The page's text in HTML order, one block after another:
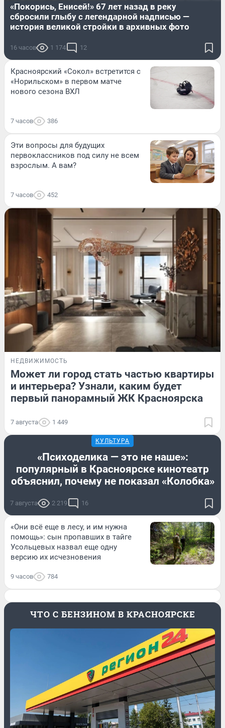
«Покорись, Енисей!» 67 лет назад в реку
сбросили глыбу с легендарной надписью —
история великой стройки в архивных фото
16 часов 1 174 12
Красноярский «Сокол» встретится с
«Норильском» в первом матче
нового сезона ВХЛ
7 часов 386
Эти вопросы для будущих
первоклассников под силу не всем
взрослым. А вам?
7 часов 452
НЕДВИЖИМОСТЬ
Может ли город стать частью квартиры
и интерьера? Узнали, каким будет
первый панорамный ЖК Красноярска
7 августа 1 449
КУЛЬТУРА
«Психоделика — это не наше»:
популярный в Красноярске кинотеатр
объяснил, почему не показал «Колобка»
7 августа 2 219 16
«Они всё еще в лесу, и им нужна
помощь»: сын пропавших в тайге
Усольцевых назвал еще одну
версию их исчезновения
9 часов 784
ЧТО С БЕНЗИНОМ В КРАСНОЯРСКЕ